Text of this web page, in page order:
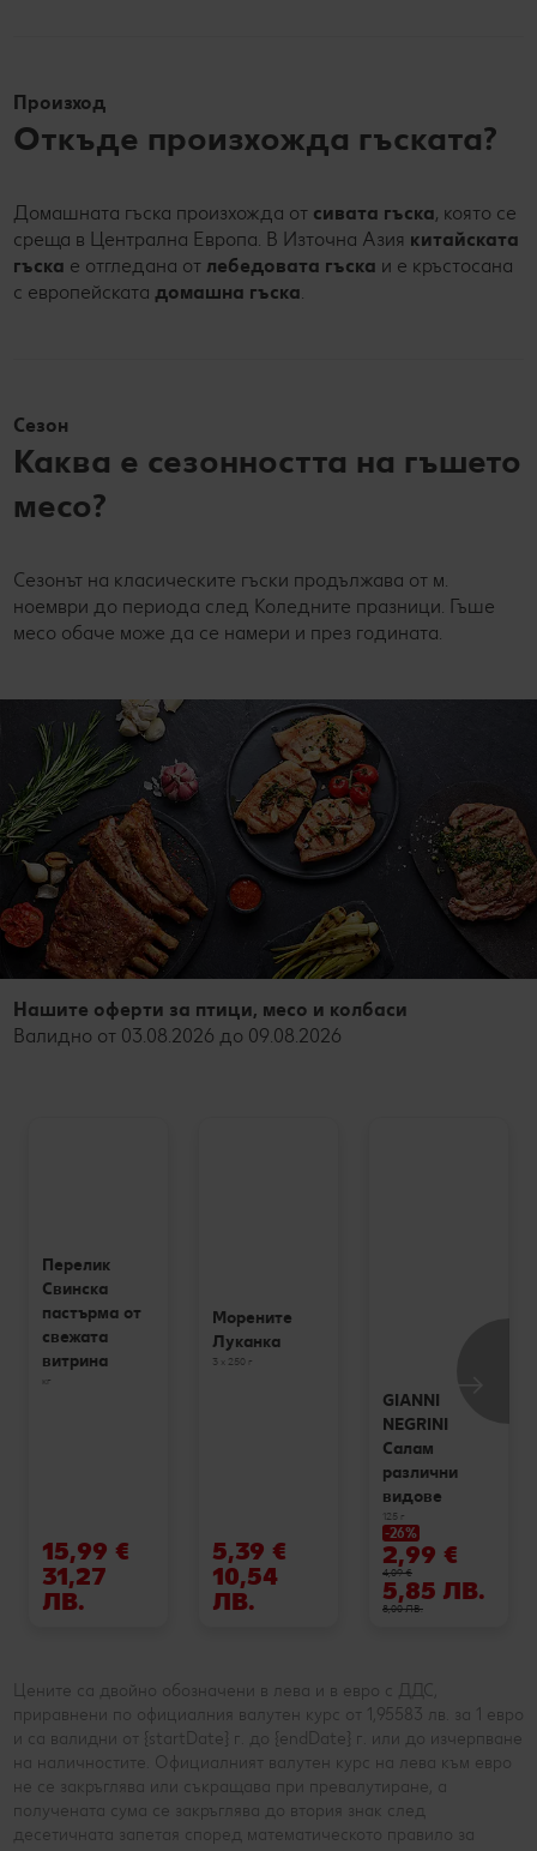
Произход
Откъде произхожда гъската?
Домашната гъска произхожда от сивата гъска, която се
среща в Централна Европа. В Източна Азия китайската
гъска е отгледана от лебедовата гъска и е кръстосана
с европейската домашна гъска.
Сезон
Каква е сезонността на гъшето
месо?
Сезонът на класическите гъски продължава от м.
ноември до периода след Коледните празници. Гъше
месо обаче може да се намери и през годината.
Нашите оферти за птици, месо и колбаси
Валидно от 03.08.2026 до 09.08.2026
Перелик
Свинска
пастърма от
свежата
витрина
кг
15,99 €
31,27
ЛВ.
Морените
Луканка
3 х 250 г
5,39 €
10,54
ЛВ.
GIANNI
NEGRINI
Салам
различни
видове
125 г
-26%
2,99 €
4,09 €
5,85 ЛВ.
8,00 ЛВ.
Цените са двойно обозначени в лева и в евро с ДДС,
приравнени по официалния валутен курс от 1,95583 лв. за 1 евро
и са валидни от {startDate} г. до {endDate} г. или до изчерпване
на наличностите. Официалният валутен курс на лева към евро
не се закръглява или съкращава при превалутиране, а
получената сума се закръглява до втория знак след
десетичната запетая според математическото правило за